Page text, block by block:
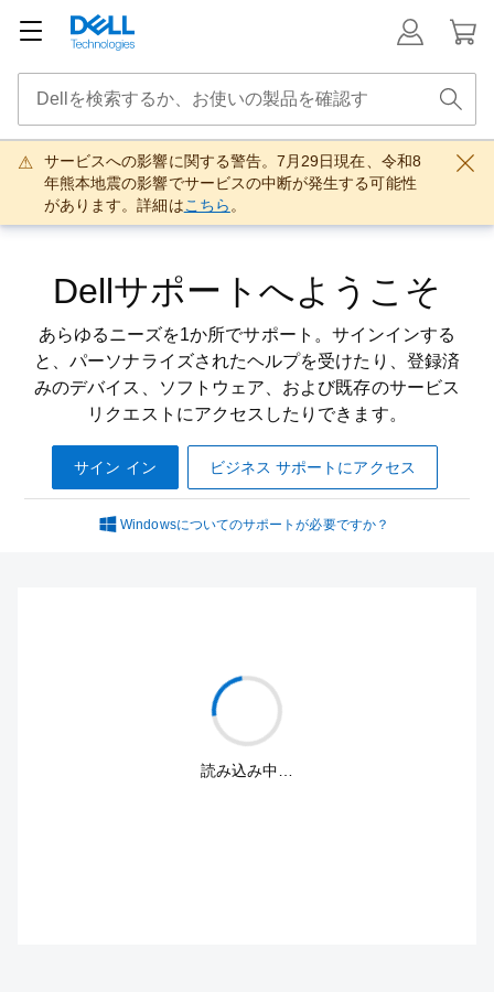
サービスへの影響に関する警告。7月29日現在、令和8
年熊本地震の影響でサービスの中断が発生する可能性
があります。詳細はこちら 。
Dellサポートへようこそ
あらゆるニーズを1か所でサポート。サインインする
と、パーソナライズされたヘルプを受けたり、登録済
みのデバイス、ソフトウェア、および既存のサービス
リクエストにアクセスしたりできます。
サイン イン ビジネス サポートにアクセス
Windowsについてのサポートが必要ですか？
読み込み中…